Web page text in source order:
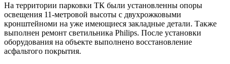
На территории парковки ТК были установленны опоры
освещения 11-метровой высоты с двухрожковыми
кронштейноми на уже имеющиеся закладные детали. Также
выполнен ремонт светильника Philips. После установки
оборудования на объекте выполнено восстановление
асфальтого покрытия.